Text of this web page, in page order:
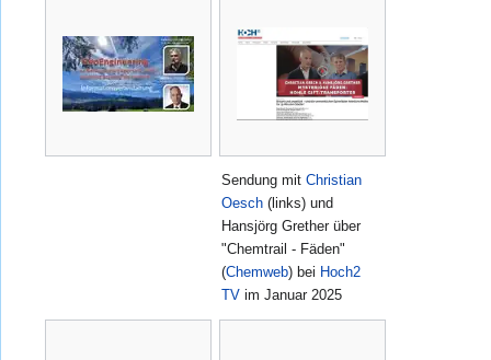
Sendung mitChristian
Oesch (links) und
Hansjörg Grether über
"Chemtrail - Fäden"
(Chemweb) bei Hoch2
TV im Januar 2025